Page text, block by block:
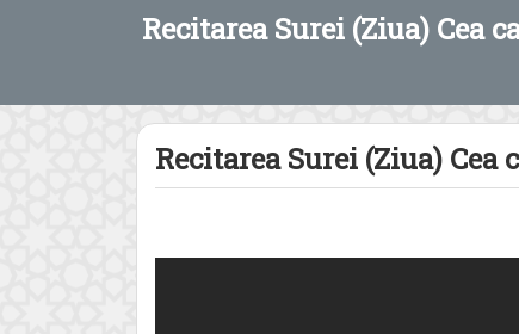
Recitarea Surei (Ziua) Cea
Recitarea Surei (Ziua) Cea